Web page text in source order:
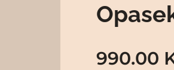
990.00